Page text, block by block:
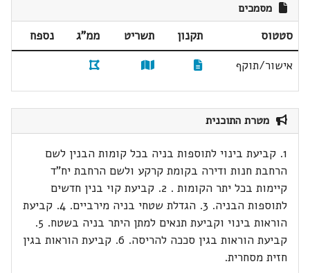
מסמכים
סטטוס תקנון תשריט ממ"ג
נספח
אישור/תוקף
מטרת התוכנית
1. קביעת בינוי לתוספות בניה בכל קומות הבנין לשם
הרחבת חנות ודירה בקומת קרקע ולשם הרחבת יח"ד
קיימות בכל יתר הקומות . 2. קביעת קוי בנין חדשים
לתוספות הבניה. 3. הגדלת שטחי בניה מירביים. 4. קביעת
הוראות בינוי וקביעת תנאים למתן היתר בניה בשטח. 5.
קביעת הוראות בגין סככה להריסה. 6. קביעת הוראות בגין
חזית מסחרית.